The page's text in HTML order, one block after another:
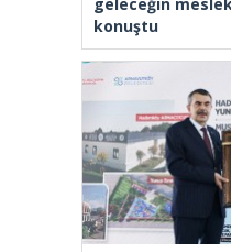
geleceğin
konuştu